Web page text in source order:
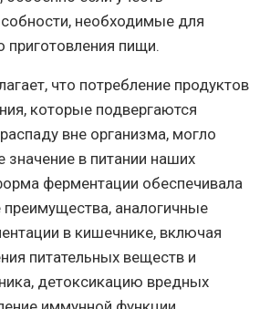
необходимые для
приготовления пищи.
что потребление продуктов
которые подвергаются
вне организма, могло
в питании наших
ферментации обеспечивала
аналогичные
в кишечнике, включая
питательных веществ и
детоксикацию вредных